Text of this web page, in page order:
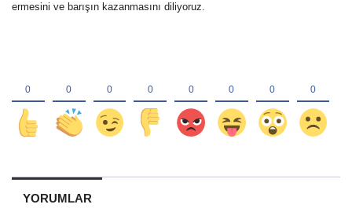
ermesini ve barışın kazanmasını diliyoruz.
YORUMLAR